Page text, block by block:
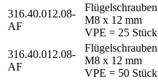
316.40.012.08-
AF
Flügelschrauben
M8 x 12 mm
VPE = 25 Stück
316.40.012.08-
AF
Flügelschrauben
M8 x 12 mm
VPE = 50 Stück